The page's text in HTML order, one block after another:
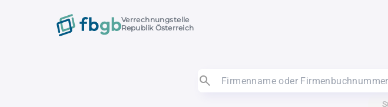
Verrechnungstelle
Republik Österreich